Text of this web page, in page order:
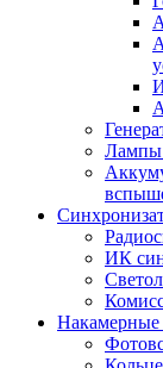
ИК
Накамерные